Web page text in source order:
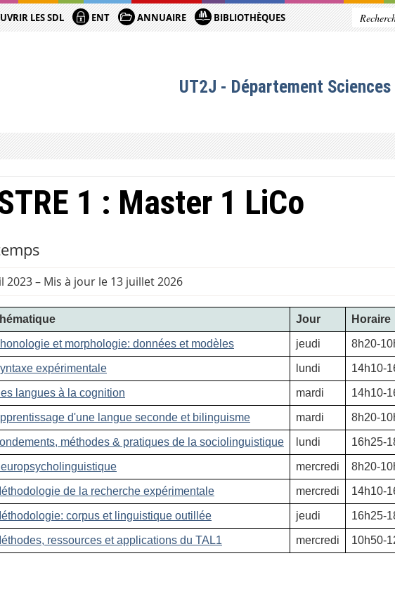
LES SDL ENT ANNUAIRE BIBLIOTHÈQUES
UT2J - Département
1 : Master 1 LiCo
2023– Mis à jour le 13 juillet 2026
Jour Horaire
et morphologie: données et modèles jeudi 8h20-
expérimentale lundi 14h10-
langues à la cognition mardi 14h10-
d'une langue seconde et bilinguisme mardi 8h20-
méthodes & pratiques de la sociolinguistique lundi 16h25-
mercredi 8h20-
de la recherche expérimentale mercredi 14h10-
corpus et linguistique outillée jeudi 16h25-
ressources et applications du TAL1 mercredi 10h50-